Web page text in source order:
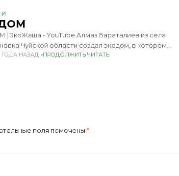
ЭкоЖаша - YouTube Алмаз Бараталиев из села
Чуйской области создал экодом, в котором
солнечная энергия, водяной коллектор и
ГОДА НАЗАД ПРОДОЛЖИТЬ ЧИТАТЬ
поля помечены *